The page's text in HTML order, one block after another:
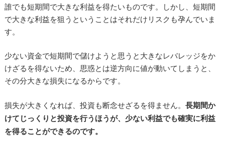
誰でも短期間で大きな利益を得たいものです。しかし、短期間
で大きな利益を狙うということはそれだけリスクも孕んでいま
す。
少ない資金で短期間で儲けようと思うと大きなレバレッジをか
けざるを得ないため、思惑とは逆方向に値が動いてしまうと、
その分大きな損失になるからです。
損失が大きくなれば、投資も断念せざるを得ません。 長期間か
けてじっくりと投資を行うほうが、少ない利益でも確実に利益
を得ることができるのです。